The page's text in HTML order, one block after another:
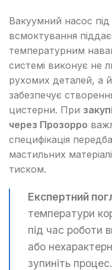
Вакуумний насос під
всмоктування
температурним
системі виконує не
рухомих деталей, а
забезпечує
цистерни. При
через Прозорро
специфікація
мастильних
тиском.
Експертний
температури
під час роботи
або
зупиніть